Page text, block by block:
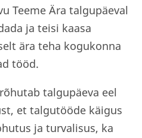
Teeme Ära talgupäeval
ja teisi kaasa
ära teha kogukonna
tööd.
talgupäeva eel
et talgutööde käigus
ja turvalisus, ka